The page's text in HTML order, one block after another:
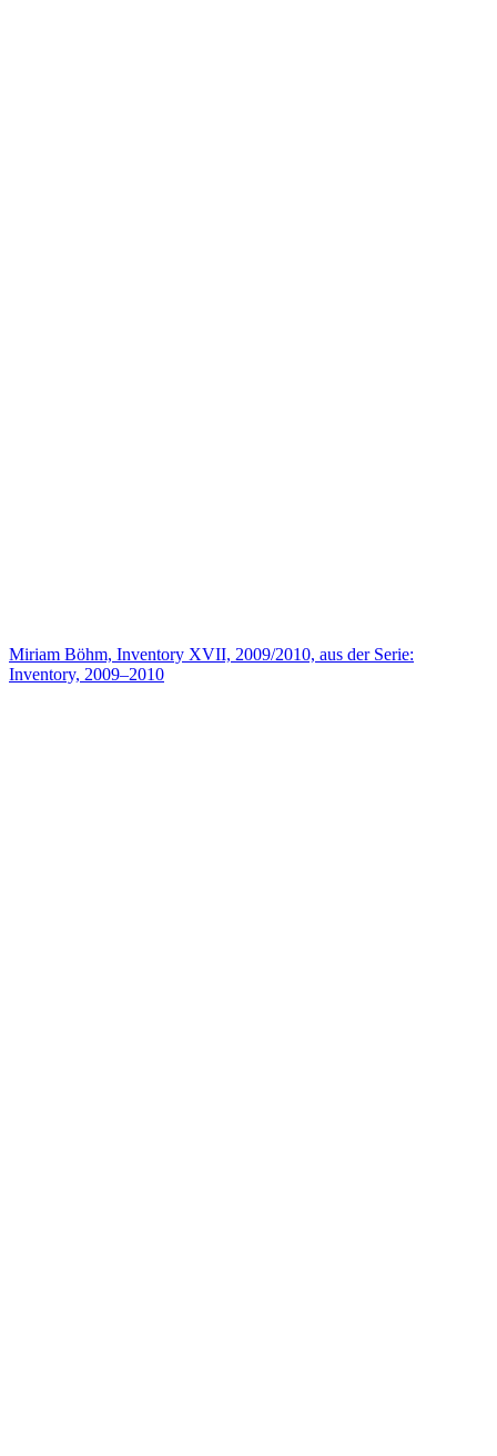
Miriam Böhm, Inventory XVII, 2009/2010, aus der Serie:
Inventory, 2009–2010